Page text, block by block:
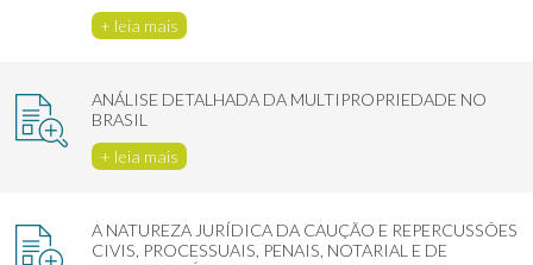
+ leia mais
ANÁLISE DETALHADA DA MULTIPROPRIEDADE NO
BRASIL
+ leia mais
A NATUREZA JURÍDICA DA CAUÇÃO E REPERCUSSÕES
CIVIS, PROCESSUAIS, PENAIS, NOTARIAL E DE